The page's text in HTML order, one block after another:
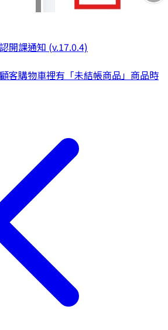
開課通知 (v.17.0.4)
客購物車裡有「未結帳商品」商品時